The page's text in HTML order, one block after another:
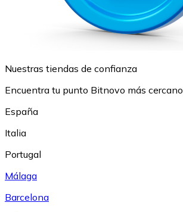
Nuestras tiendas de confianza
Encuentra tu punto Bitnovo más cercano
España
Italia
Portugal
Málaga
Barcelona